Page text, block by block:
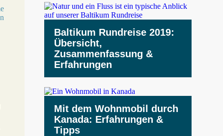
Baltikum Rundreise 2019:
Übersicht,
Zusammenfassung &
Erfahrungen
Mit dem Wohnmobil durch
Kanada: Erfahrungen &
Tipps